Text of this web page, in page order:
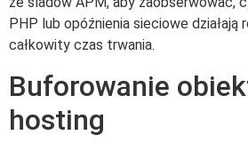
PHP lub opóźnienia sieciowe działają
całkowity czas trwania.
Buforowanie
hosting